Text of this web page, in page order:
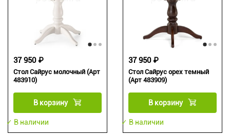
Стол Сайрус молочный (Арт
483910)
37 950 ₽
В корзину
✓ В наличии
Стол Сайрус орех темный
(Арт 483909)
37 950 ₽
В корзину
✓ В наличии